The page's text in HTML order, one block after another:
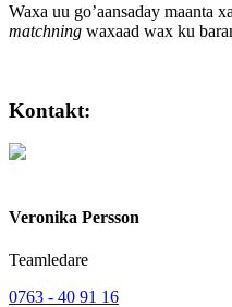
Waxa uu go’aansaday maanta
matchning waxaad wax ku
Kontakt:
Veronika Persson
Teamledare
0763 - 40 91 16